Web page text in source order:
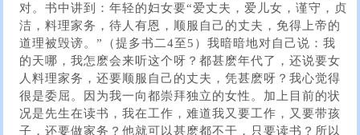
对。书中讲到：年轻的妇女要“爱丈夫，爱儿女，谨守，贞
洁，料理家务，待人有恩，顺服自己的丈夫，免得上帝的
道理被毁谤。”（提多书二4至5）我暗暗地对自己说：我
的天哪，我怎麽会来听这个呀？都甚麽年代了，还说要女
人料理家务，还要顺服自己的丈夫，凭甚麽呀？我心觉得
很是委屈。因为我一向都崇拜独立的女性。加上目前的状
况是先生在读书，我在工作，难道我又要工作，又要带孩
子，还要做家务？他就可以甚麽都不干，只要读书？所以